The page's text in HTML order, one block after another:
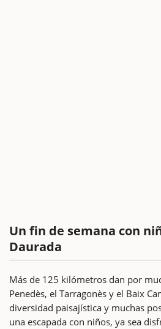
Un fin de semana con
Daurada
Más de 125 kilómetros dan por
Penedès, el Tarragonès y el Baix
diversidad paisajística y muchas
una escapada con niños, ya sea